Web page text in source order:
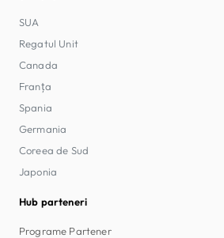
SUA
Regatul Unit
Canada
Franța
Spania
Germania
Coreea de Sud
Japonia
Hub parteneri
Programe Partener